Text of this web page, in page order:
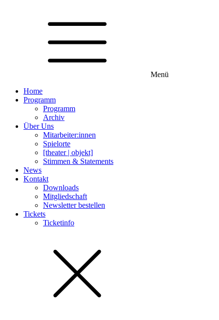
Menü
Home
Programm
Programm
Archiv
Über Uns
Mitarbeiter:innen
Spielorte
[theater | objekt]
Stimmen & Statements
News
Kontakt
Downloads
Mitgliedschaft
Newsletter bestellen
Tickets
Ticketinfo